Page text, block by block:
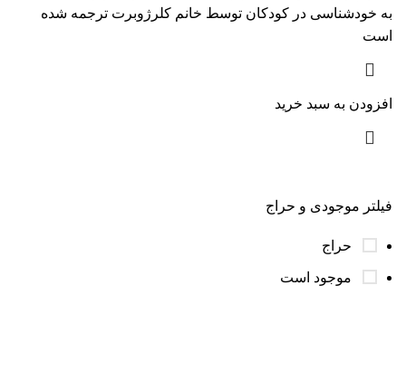
فیلتر موجودی و حراج
حراج
موجود است
به خودشناسی در کودکان توسط خانم کلرژوبرت ترجمه شده
است
افزودن به سبد خرید